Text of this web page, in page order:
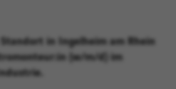
in Ingelheim am Rhein
(w/m/d) im